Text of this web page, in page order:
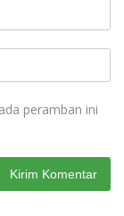
peramban ini